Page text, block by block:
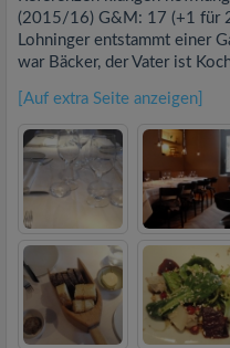
(2015/16) G&M: 17 (+1 für
Lohninger entstammt einer
war Bäcker, der Vater ist
[Auf extra Seite anzeigen]